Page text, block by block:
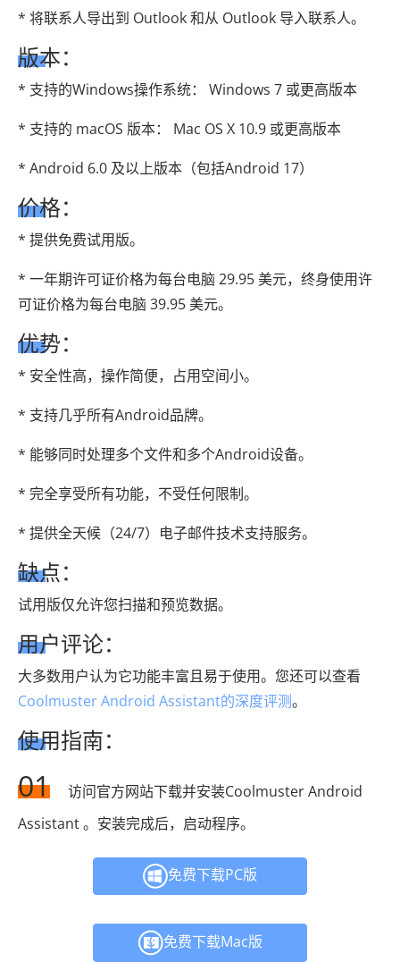
* 将联系人导出到 Outlook 和从 Outlook 导入联系人。
版本：
* 支持的Windows操作系统： Windows 7 或更高版本
* 支持的 macOS 版本： Mac OS X 10.9 或更高版本
* Android 6.0 及以上版本（包括Android 17）
价格：
* 提供免费试用版。
* 一年期许可证价格为每台电脑 29.95 美元，终身使用许
可证价格为每台电脑 39.95 美元。
优势：
* 安全性高，操作简便，占用空间小。
* 支持几乎所有Android品牌。
* 能够同时处理多个文件和多个Android设备。
* 完全享受所有功能，不受任何限制。
* 提供全天候（24/7）电子邮件技术支持服务。
缺点：
试用版仅允许您扫描和预览数据。
用户评论：
大多数用户认为它功能丰富且易于使用。您还可以查看
Coolmuster Android Assistant的深度评测。
使用指南：
01
访问官方网站下载并安装Coolmuster Android
Assistant 。安装完成后，启动程序。
免费下载PC版
免费下载Mac版